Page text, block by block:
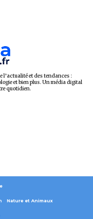
l’actualité et des tendances :
et bien plus. Un média digital
quotidien.
Nature et Animaux